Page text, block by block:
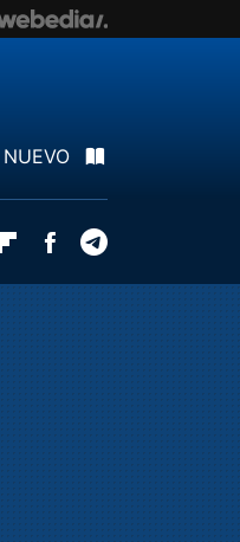
NUEVO
FlipboardFacebook